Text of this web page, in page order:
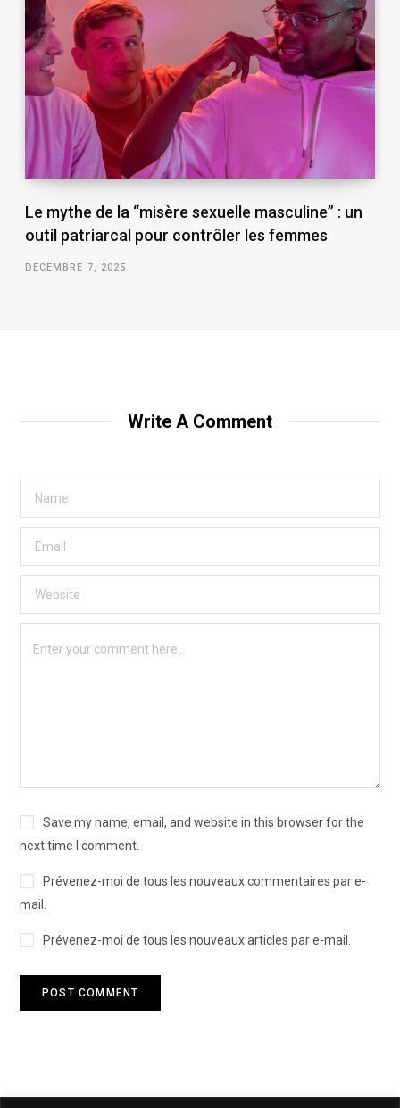
Le mythe de la “misère sexuelle masculine” : un
outil patriarcal pour contrôler les femmes
DÉCEMBRE 7, 2025
Write A Comment
Save my name, email, and website in this browser for the
next time I comment.
Prévenez-moi de tous les nouveaux commentaires par e-
mail.
Prévenez-moi de tous les nouveaux articles par e-mail.